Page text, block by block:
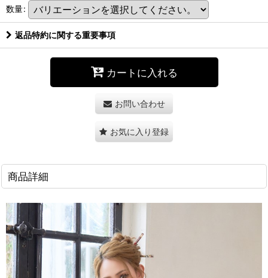
数量:
返品特約に関する重要事項
カートに入れる
お問い合わせ
お気に入り登録
商品詳細